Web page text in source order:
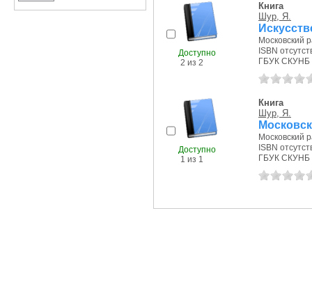
Доступно
2 из 2
Книга
Шур, Я.
Московский
ISBN
ГБУК
Доступно
1 из 1
Книга
Шур, Я.
Московский
ISBN
ГБУК